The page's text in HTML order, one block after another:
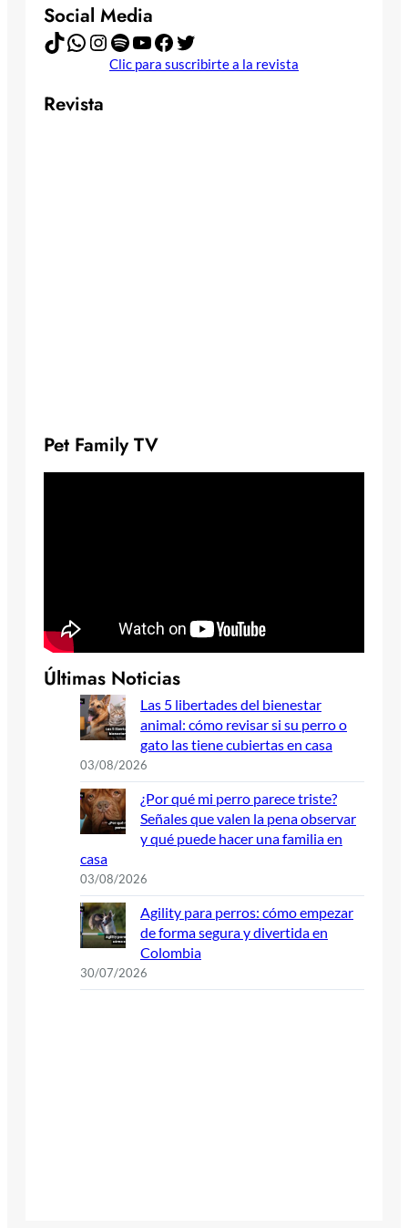
Social Media
TikTok WhatsApp Instagram Spotify YouTube Facebook Twitter
Clic para suscribirte a la revista
Revista
Pet Family TV
Últimas Noticias
Las 5 libertades del bienestar
animal: cómo revisar si su perro o
gato las tiene cubiertas en casa
03/08/2026
¿Por qué mi perro parece triste?
Señales que valen la pena observar
y qué puede hacer una familia en
casa
03/08/2026
Agility para perros: cómo empezar
de forma segura y divertida en
Colombia
30/07/2026
m